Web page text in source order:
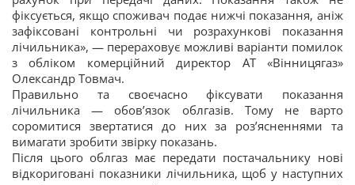
фіксується, якщо споживач подає нижчі показання, аніж
зафіксовані контрольні чи розрахункові показання
лічильника», — перераховує можливі варіанти помилок
з обліком комерційний директор АТ «Вінницягаз»
Олександр Товмач.
Правильно та своєчасно фіксувати показання
лічильника — обов’язок облгазів. Тому не варто
соромитися звертатися до них за роз’ясненнями та
вимагати зробити звірку показань.
Після цього облгаз має передати постачальнику нові
відкориговані показники лічильника, щоб у наступних